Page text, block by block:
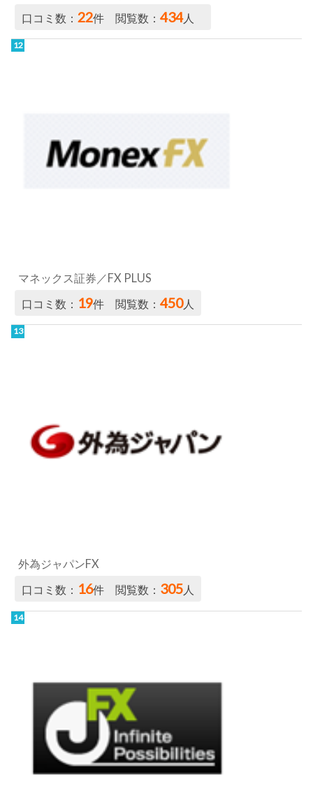
口コミ数：22件 閲覧数：434人
マネックス証券／FX PLUS
口コミ数： 19件 閲覧数：450人
外為ジャパンFX
口コミ数： 16件 閲覧数： 305人